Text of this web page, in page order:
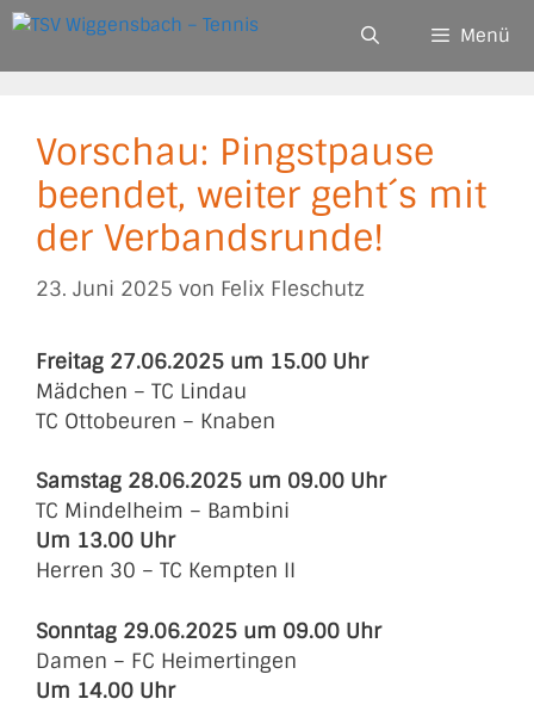
Zum
springen
Menü
Vorschau: Pingstpause
beendet, weiter geht´s mit
der Verbandsrunde!
23. Juni 2025 von Felix Fleschutz
Freitag 27.06.2025 um 15.00 Uhr
Mädchen – TC Lindau
TC Ottobeuren – Knaben
Samstag 28.06.2025 um 09.00 Uhr
TC Mindelheim – Bambini
Um 13.00 Uhr
Herren 30 – TC Kempten II
Sonntag 29.06.2025 um 09.00 Uhr
Damen – FC Heimertingen
Um 14.00 Uhr